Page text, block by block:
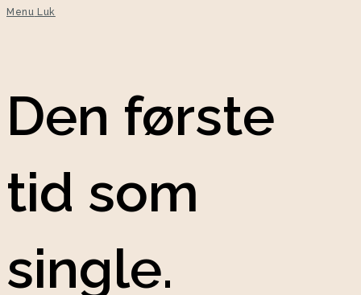
Menu Luk
Den første
tid som
single.